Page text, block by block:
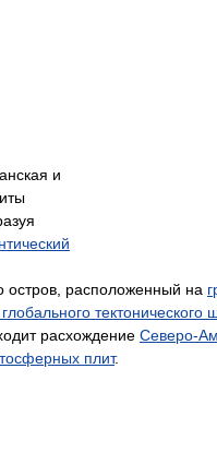
и
остров, расположенный на
тектонического
расхождение Северо-
плит.